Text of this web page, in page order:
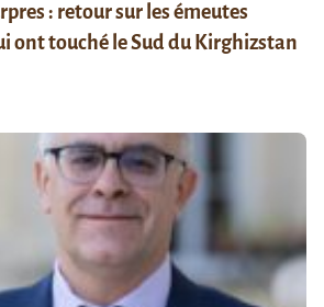
: retour sur les émeutes
ont touché le Sud du Kirghizstan